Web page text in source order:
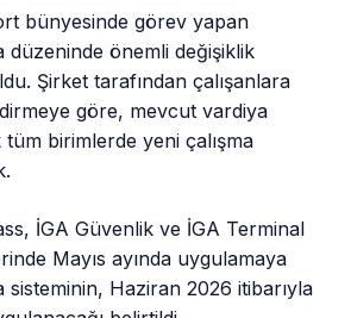
bünyesinde görev yapan
düzeninde önemli değişiklik
Şirket tarafından çalışanlara
göre, mevcut vardiya
tüm birimlerde yeni çalışma
İGA Güvenlik ve İGA Terminal
Mayıs ayında uygulamaya
sisteminin, Haziran 2026 itibarıyla